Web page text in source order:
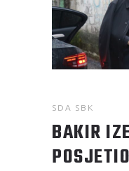
SDA SBK
BAKIR